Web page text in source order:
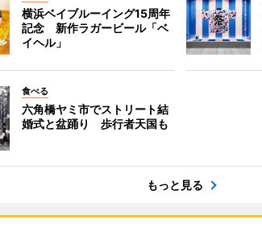
横浜ベイブルーイング15周年
記念 新作ラガービール「ベ
イヘル」
食べる
六角橋ヤミ市でストリート結
婚式と盆踊り 歩行者天国も
もっと見る